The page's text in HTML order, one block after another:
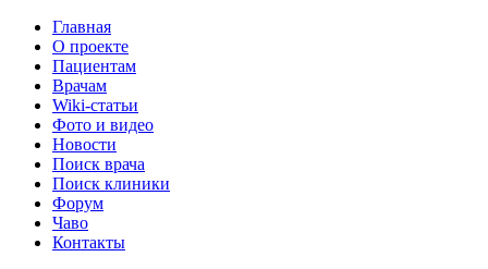
Главная
О проекте
Пациентам
Врачам
Wiki-статьи
Фото и видео
Новости
Поиск врача
Поиск клиники
Форум
Чаво
Контакты